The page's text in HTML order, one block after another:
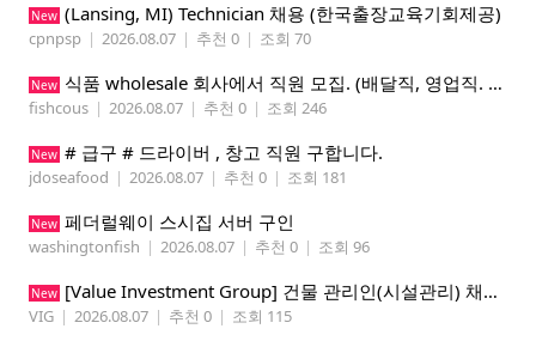
New (Lansing, MI) Technician 채용 (한국출장교육기회제공)
cpnpsp | 2026.08.07 | 추천 0 | 조회 70
New 식품 wholesale 회사에서 직원 모집. (배달직, 영업직. 창고 관리직)
fishcous | 2026.08.07 | 추천 0 | 조회 246
New # 급구 # 드라이버 , 창고 직원 구합니다.
jdoseafood | 2026.08.07 | 추천 0 | 조회 181
New 페더럴웨이 스시집 서버 구인
washingtonfish | 2026.08.07 | 추천 0 | 조회 96
New [Value Investment Group] 건물 관리인(시설관리) 채용 공고
VIG | 2026.08.07 | 추천 0 | 조회 115